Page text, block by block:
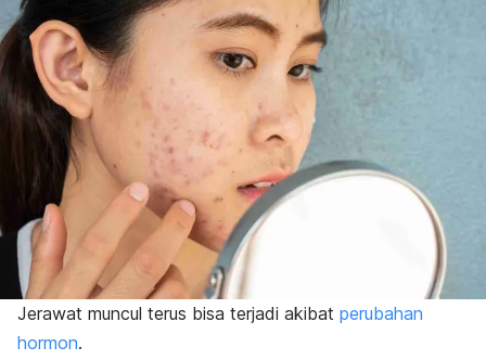
Jerawat muncul terus bisa terjadi akibat perubahan
hormon.